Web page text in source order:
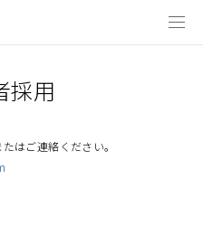
採用
はご連絡ください。